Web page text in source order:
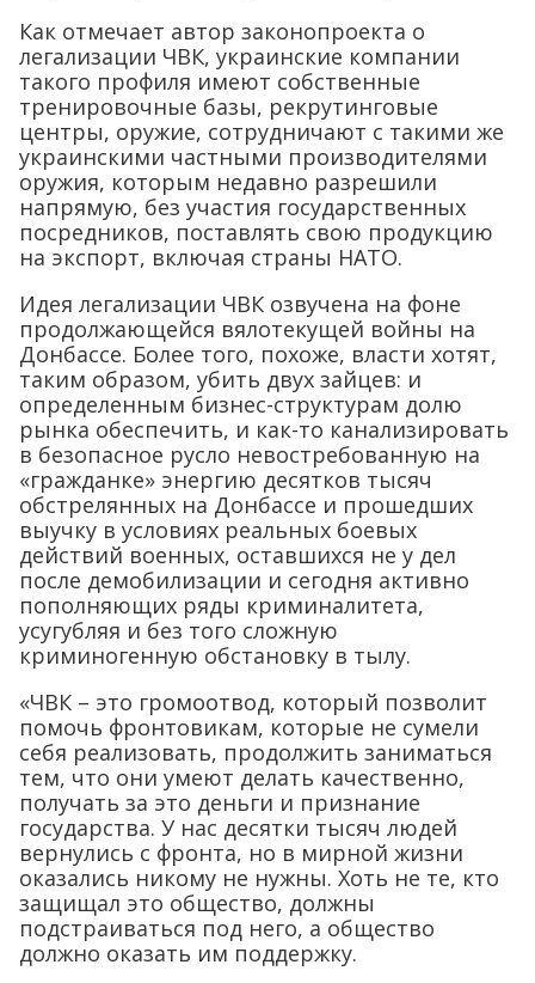
Как отмечает автор законопроекта о
легализации ЧВК, украинские компании
такого профиля имеют собственные
тренировочные базы, рекрутинговые
центры, оружие, сотрудничают с такими же
украинскими частными производителями
оружия, которым недавно разрешили
напрямую, без участия государственных
посредников, поставлять свою продукцию
на экспорт, включая страны НАТО.
Идея легализации ЧВК озвучена на фоне
продолжающейся вялотекущей войны на
Донбассе. Более того, похоже, власти хотят,
таким образом, убить двух зайцев: и
определенным бизнес-структурам долю
рынка обеспечить, и как-то канализировать
в безопасное русло невостребованную на
«гражданке» энергию десятков тысяч
обстрелянных на Донбассе и прошедших
выучку в условиях реальных боевых
действий военных, оставшихся не у дел
после демобилизации и сегодня активно
пополняющих ряды криминалитета,
усугубляя и без того сложную
криминогенную обстановку в тылу.
«ЧВК – это громоотвод, который позволит
помочь фронтовикам, которые не сумели
себя реализовать, продолжить заниматься
тем, что они умеют делать качественно,
получать за это деньги и признание
государства. У нас десятки тысяч людей
вернулись с фронта, но в мирной жизни
оказались никому не нужны. Хоть не те, кто
защищал это общество, должны
подстраиваться под него, а общество
должно оказать им поддержку.